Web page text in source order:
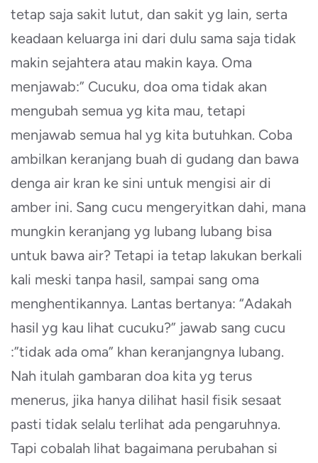
tetap saja sakit lutut, dan sakit yg lain, serta
keadaan keluarga ini dari dulu sama saja tidak
makin sejahtera atau makin kaya. Oma
menjawab:” Cucuku, doa oma tidak akan
mengubah semua yg kita mau, tetapi
menjawab semua hal yg kita butuhkan. Coba
ambilkan keranjang buah di gudang dan bawa
denga air kran ke sini untuk mengisi air di
amber ini. Sang cucu mengeryitkan dahi, mana
mungkin keranjang yg lubang lubang bisa
untuk bawa air? Tetapi ia tetap lakukan berkali
kali meski tanpa hasil, sampai sang oma
menghentikannya. Lantas bertanya: “Adakah
hasil yg kau lihat cucuku?” jawab sang cucu
:”tidak ada oma” khan keranjangnya lubang.
Nah itulah gambaran doa kita yg terus
menerus, jika hanya dilihat hasil fisik sesaat
pasti tidak selalu terlihat ada pengaruhnya.
Tapi cobalah lihat bagaimana perubahan si